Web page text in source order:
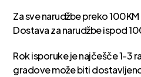
Za sve narudžbe preko
Dostava za narudžbe ispod
Rok isporuke je najčešče 1-3
gradove može biti